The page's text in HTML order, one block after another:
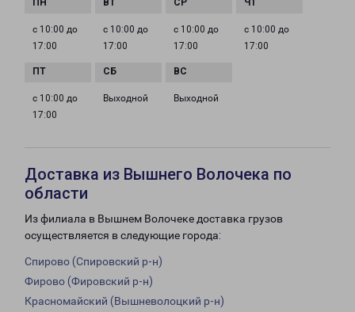
с 10:00 до
17:00
с 10:00 до
17:00
с 10:00 до
17:00
с 10:00 до
17:00
с 10:00 до
17:00
Выходной Выходной
Доставка из Вышнего Волочека по
области
Из филиала в Вышнем Волочеке доставка грузов
осуществляется в следующие города:
Спирово (Спировский р-н)
Фирово (Фировский р-н)
Красномайский (Вышневолоцкий р-н)